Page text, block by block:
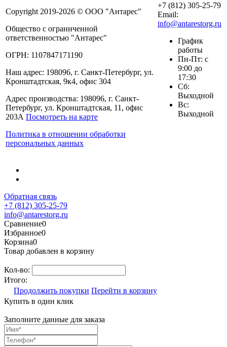
Copyright 2019-2026 © ООО "Антарес"
Общество с ограниченной
ответственностью "Антарес"
ОГРН: 1107847171190
Наш адрес: 198096, г. Санкт-Петербург, ул.
Кронштадтская, 9к4, офис 304
Адрес производства: 198096, г. Санкт-
Петербург, ул. Кронштадтская, 11, офис
203А Посмотреть на карте
Политика в отношении обработки
персональных данных
+7 (812) 305-25-79
Email:
info@antarestorg.ru
График
работы
Пн-Пт: с
9:00 до
17:30
Сб:
Выходной
Вс:
Выходной
Обратная связь
+7 (812) 305-25-79
info@antarestorg.ru
Сравнение0
Избранное0
Корзина0
Товар добавлен в корзину
Кол-во:
Итого:
Продолжить покупки Перейти в корзину
Купить в один клик
Заполните данные для заказа